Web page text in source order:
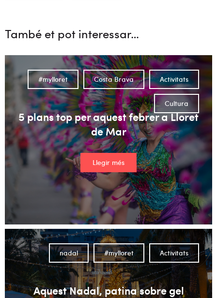
També et pot interessar…
5 plans top per aquest febrer a Lloret
de Mar
Llegir més
Activitats
Costa Brava
#mylloret
Cultura
Aquest Nadal, patina sobre gel
Activitats
#mylloret
nadal